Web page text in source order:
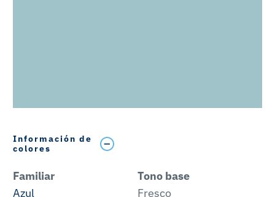
Información de
colores
Familiar
Azul
Tono base
Fresco